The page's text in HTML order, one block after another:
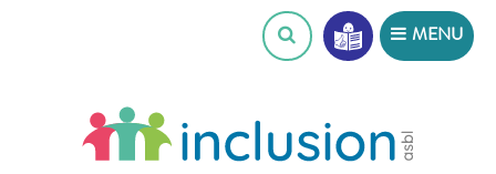
MENU